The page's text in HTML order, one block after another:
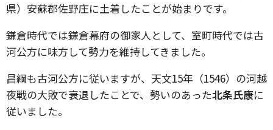
県）安蘇郡佐野庄に土着したことが始まりです。
鎌倉時代では鎌倉幕府の御家人として、室町時代では古
河公方に味方して勢力を維持してきました。
昌綱も古河公方に従いますが、天文15年（1546）の河越
夜戦の大敗で衰退したことで、勢いのあった北条氏康に
従いました。